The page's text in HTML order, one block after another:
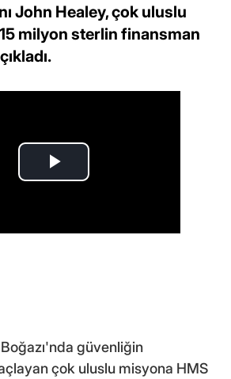
John Healey, çok uluslu
milyon sterlin finansman
güvenliğin
çok uluslu misyona HMS